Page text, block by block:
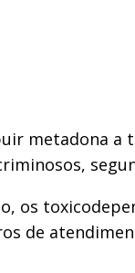
metadona
os
de